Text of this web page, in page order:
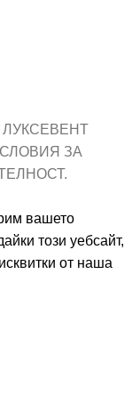
ЛУКСЕВЕНТ
ЗА
вашето
този уебсайт,
от наша